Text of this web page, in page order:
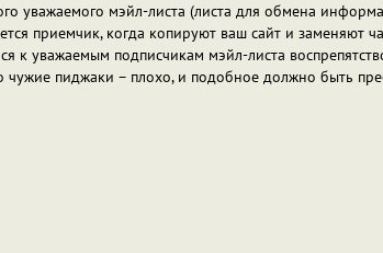
уважаемого мэйл-листа (листа для обмена
приемчик, когда копируют ваш сайт и заменяют
к уважаемым подписчикам мэйл-листа
чужие пиджаки – плохо, и подобное должно быть